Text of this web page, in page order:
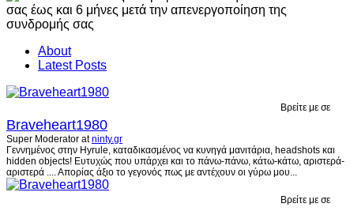
About
Latest Posts
Βρείτε με σε
Braveheart1980
Super Moderator atninty.gr
Γεννημένος στην Hyrule, καταδικασμένος να κυνηγά μανιτάρια, headshots και
hidden objects! Ευτυχώς που υπάρχει και το πάνω-πάνω, κάτω-κάτω, αριστερά-
αριστερά .... Απορίας άξιο το γεγονός πως με αντέχουν οι γύρω μου...
Βρείτε με σε